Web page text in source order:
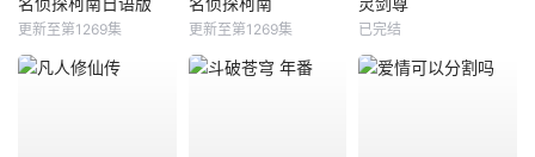
更新至第1269集 更新至第1269集 已完结